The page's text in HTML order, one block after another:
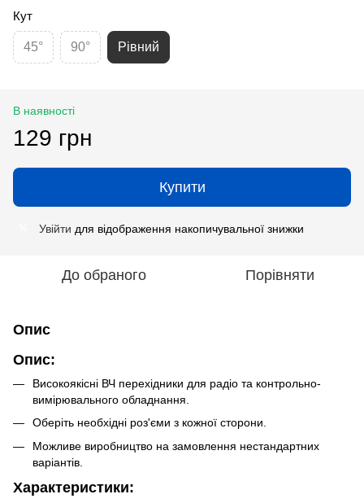
Кут
45° 90° Рівний
В наявності
129 грн
Купити
Увійти для відображення накопичувальної знижки
До обраного Порівняти
Опис
Опис:
Високоякісні ВЧ перехідники для радіо та контрольно-
вимірювального обладнання.
Оберіть необхідні роз'єми з кожної сторони.
Можливе виробництво на замовлення нестандартних
варіантів.
Характеристики: